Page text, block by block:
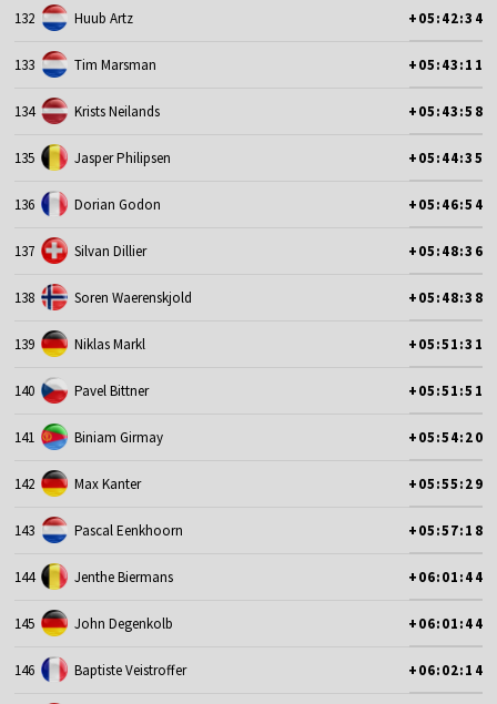
132 Huub Artz +05:42:34
133 Tim Marsman +05:43:11
134 Krists Neilands +05:43:58
135 Jasper Philipsen +05:44:35
136 Dorian Godon +05:46:54
137 Silvan Dillier +05:48:36
138 Soren Waerenskjold +05:48:38
139 Niklas Markl +05:51:31
140 Pavel Bittner +05:51:51
141 Biniam Girmay +05:54:20
142 Max Kanter +05:55:29
143 Pascal Eenkhoorn +05:57:18
144 Jenthe Biermans +06:01:44
145 John Degenkolb +06:01:44
146 Baptiste Veistroffer +06:02:14